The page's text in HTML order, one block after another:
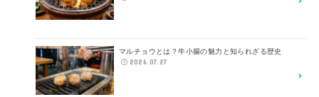
マルチョウとは？牛小腸の魅力と知られざる歴史
2026.07.27